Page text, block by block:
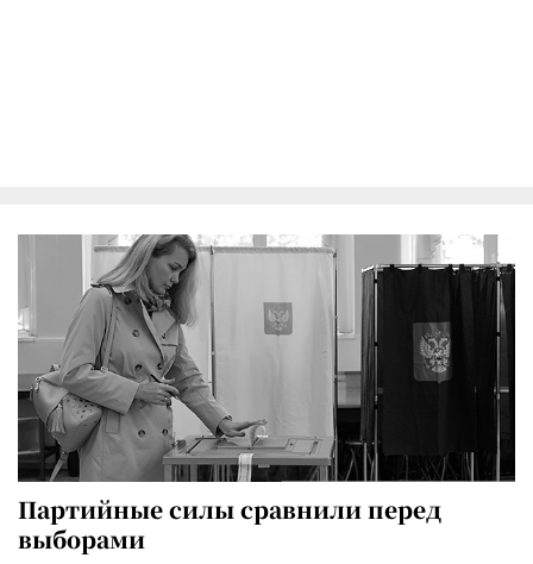
Партийные силы сравнили перед
выборами